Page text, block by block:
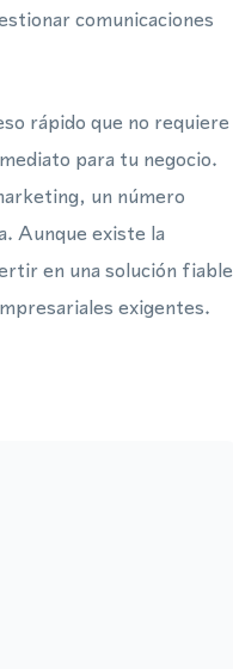
comunicaciones
rápido que no requiere
para tu negocio.
un número
Aunque existe la
en una solución fiable
exigentes.